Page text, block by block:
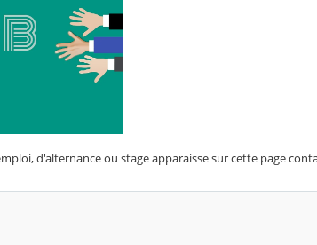
d'alternance ou stage apparaisse sur cette page